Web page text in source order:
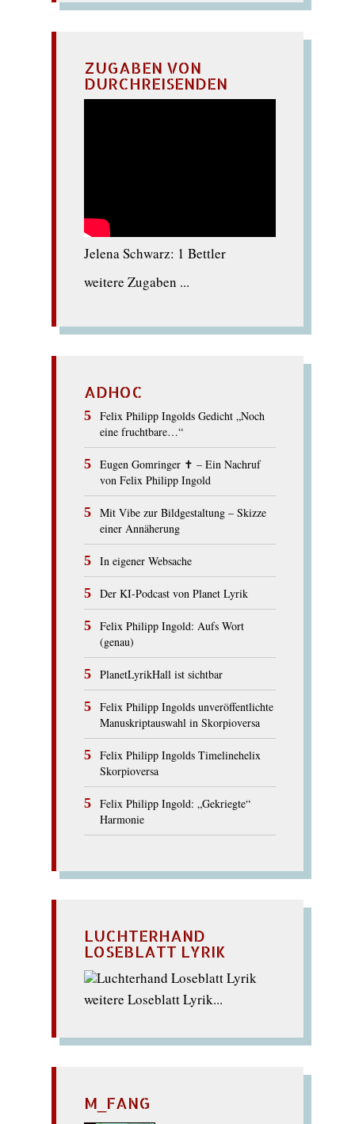
ZUGABEN VON
DURCHREISENDEN
Jelena Schwarz: 1 Bettler
weitere Zugaben ...
ADHOC
Felix Philipp Ingolds Gedicht „Noch
eine fruchtbare…“
Eugen Gomringer ✝︎ – Ein Nachruf
von Felix Philipp Ingold
Mit Vibe zur Bildgestaltung – Skizze
einer Annäherung
In eigener Websache
Der KI-Podcast von Planet Lyrik
Felix Philipp Ingold: Aufs Wort
(genau)
PlanetLyrikHall ist sichtbar
Felix Philipp Ingolds unveröffentlichte
Manuskriptauswahl in Skorpioversa
Felix Philipp Ingolds Timelinehelix
Skorpioversa
Felix Philipp Ingold: „Gekriegte“
Harmonie
LUCHTERHAND
LOSEBLATT LYRIK
weitere Loseblatt Lyrik...
M_FANG